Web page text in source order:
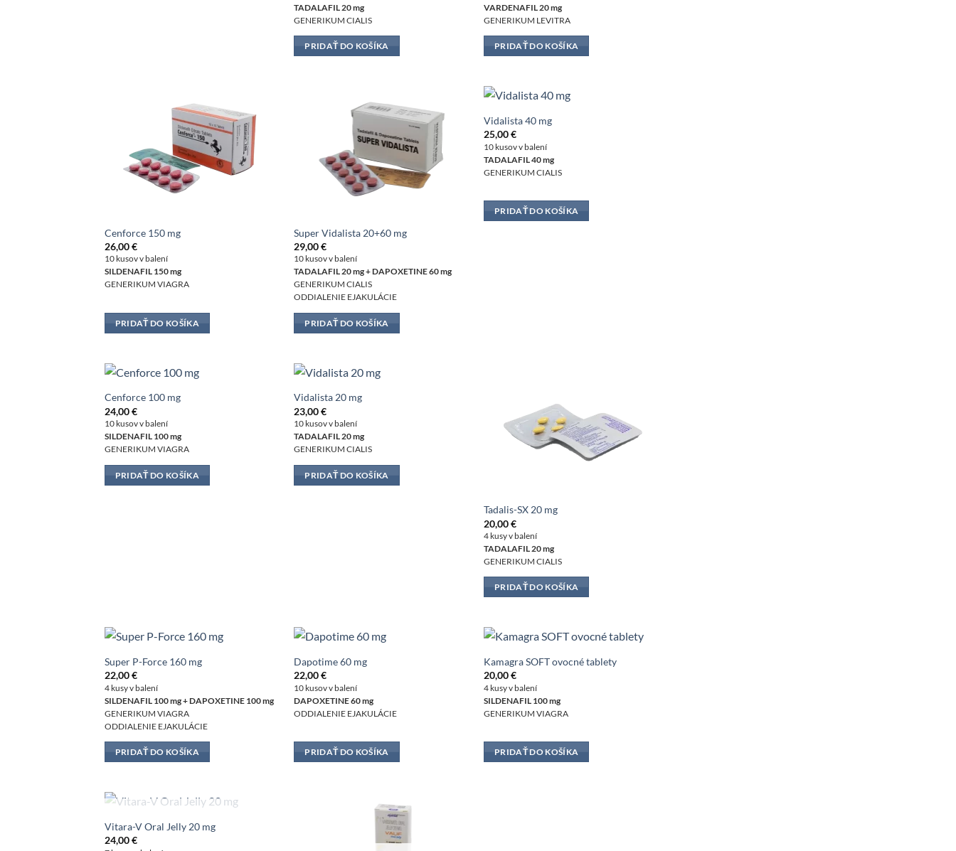
TADALAFIL 20 mg
GENERIKUM CIALIS
PRIDAŤ DO KOŠÍKA
VARDENAFIL 20 mg
GENERIKUM LEVITRA
PRIDAŤ DO KOŠÍKA
Cenforce 150 mg
26,00€
10 kusov v balení
SILDENAFIL 150 mg
GENERIKUM VIAGRA
PRIDAŤ DO KOŠÍKA
Super Vidalista 20+60 mg
29,00€
10 kusov v balení
TADALAFIL 20 mg + DAPOXETINE 60 mg
GENERIKUM CIALIS
ODDIALENIE EJAKULÁCIE
PRIDAŤ DO KOŠÍKA
Vidalista 40 mg
25,00€
10 kusov v balení
TADALAFIL 40 mg
GENERIKUM CIALIS
PRIDAŤ DO KOŠÍKA
Cenforce 100 mg
24,00€
10 kusov v balení
SILDENAFIL 100 mg
GENERIKUM VIAGRA
PRIDAŤ DO KOŠÍKA
Vidalista 20 mg
23,00€
10 kusov v balení
TADALAFIL 20 mg
GENERIKUM CIALIS
PRIDAŤ DO KOŠÍKA
Tadalis-SX 20 mg
20,00€
4 kusy v balení
TADALAFIL 20 mg
GENERIKUM CIALIS
PRIDAŤ DO KOŠÍKA
Super P-Force 160 mg
22,00€
4 kusy v balení
SILDENAFIL 100 mg + DAPOXETINE 100 mg
GENERIKUM VIAGRA
ODDIALENIE EJAKULÁCIE
PRIDAŤ DO KOŠÍKA
Dapotime 60 mg
22,00€
10 kusov v balení
DAPOXETINE 60 mg
ODDIALENIE EJAKULÁCIE
PRIDAŤ DO KOŠÍKA
Kamagra SOFT ovocné tablety
20,00€
4 kusy v balení
SILDENAFIL 100 mg
GENERIKUM VIAGRA
PRIDAŤ DO KOŠÍKA
NIE JE NA SKLADE
Vitara-V Oral Jelly 20 mg
24,00€